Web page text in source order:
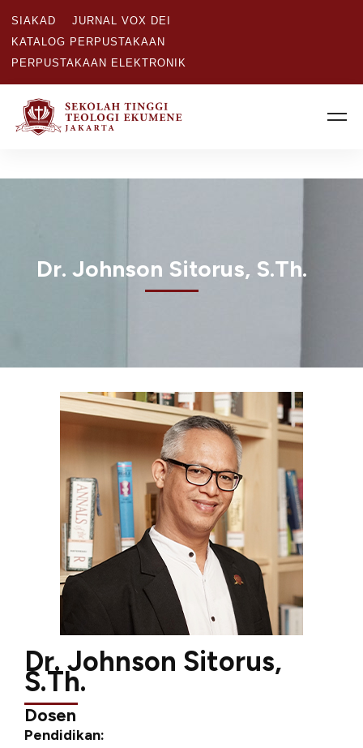
SIAKAD
JURNAL VOX DEI
KATALOG PERPUSTAKAAN
PERPUSTAKAAN ELEKTRONIK
Dr. Johnson Sitorus, S.Th.
Dr. Johnson Sitorus,
S.Th.
Dosen
Pendidikan: